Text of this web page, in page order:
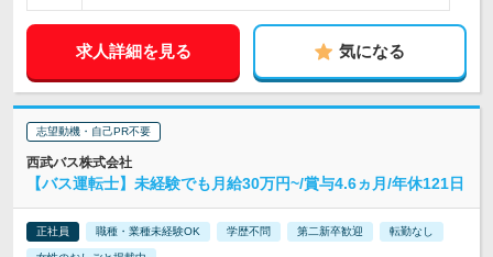
求人詳細を見る 気になる
志望動機・自己PR不要
西武バス株式会社
【バス運転士】未経験でも月給30万円~/賞与4.6ヵ月/年休121日
正社員 職種・業種未経験OK 学歴不問 第二新卒歓迎 転勤なし